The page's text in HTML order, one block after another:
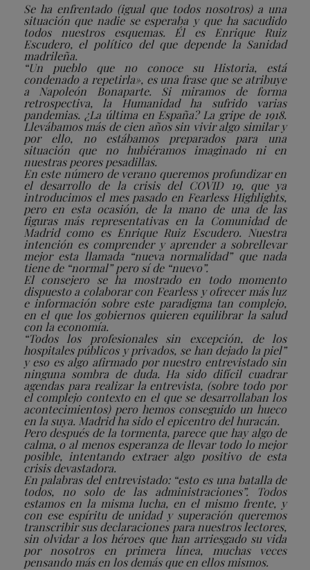
Se ha enfrentado (igual que todos nosotros) a una
situación que nadie se esperaba y que ha sacudido
todos nuestros esquemas. Él es Enrique Ruiz
Escudero, el político del que depende la Sanidad
madrileña.
“Un pueblo que no conoce su Historia, está
condenado a repetirla», es una frase que se atribuye
a Napoleón Bonaparte. Si miramos de forma
retrospectiva, la Humanidad ha sufrido varias
pandemias. ¿La última en España? La gripe de 1918.
Llevábamos más de cien años sin vivir algo similar y
por ello, no estábamos preparados para una
situación que no hubiéramos imaginado ni en
nuestras peores pesadillas.
En este número de verano queremos profundizar en
el desarrollo de la crisis del COVID 19, que ya
introducimos el mes pasado en Fearless Highlights,
pero en esta ocasión, de la mano de una de las
figuras más representativas en la Comunidad de
Madrid como es Enrique Ruiz Escudero. Nuestra
intención es comprender y aprender a sobrellevar
mejor esta llamada “nueva normalidad” que nada
tiene de “normal” pero sí de “nuevo”.
El consejero se ha mostrado en todo momento
dispuesto a colaborar con Fearless y ofrecer más luz
e información sobre este paradigma tan complejo,
en el que los gobiernos quieren equilibrar la salud
con la economía.
“Todos los profesionales sin excepción, de los
hospitales públicos y privados, se han dejado la piel”
y eso es algo afirmado por nuestro entrevistado sin
ninguna sombra de duda. Ha sido difícil cuadrar
agendas para realizar la entrevista, (sobre todo por
el complejo contexto en el que se desarrollaban los
acontecimientos) pero hemos conseguido un hueco
en la suya. Madrid ha sido el epicentro del huracán.
Pero después de la tormenta, parece que hay algo de
calma, o al menos esperanza de llevar todo lo mejor
posible, intentando extraer algo positivo de esta
crisis devastadora.
En palabras del entrevistado: “esto es una batalla de
todos, no solo de las administraciones”. Todos
estamos en la misma lucha, en el mismo frente, y
con ese espíritu de unidad y superación queremos
transcribir sus declaraciones para nuestros lectores,
sin olvidar a los héroes que han arriesgado su vida
por nosotros en primera línea, muchas veces
pensando más en los demás que en ellos mismos.